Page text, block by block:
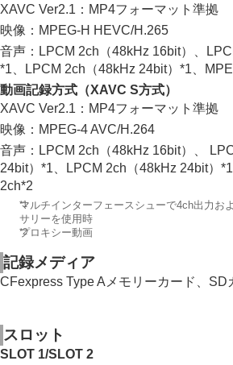
XAVC Ver2.1：MP4フォーマット準拠
映像：MPEG-H HEVC/H.265
音声：LPCM 2ch（48kHz 16bit）、
*1、LPCM 2ch（48kHz 24bit）*1、
動画記録方式（XAVC S方式）
XAVC Ver2.1：MP4フォーマット準拠
映像：MPEG-4 AVC/H.264
音声：LPCM 2ch（48kHz 16bit）、
24bit）*1、LPCM 2ch（48kHz 24bit）
2ch*2
*1
マルチインターフェースシューで4ch出力お
サリーを使用時
*2
プロキシー動画
記録メディア
CFexpress Type Aメモリーカード、SD
スロット
SLOT 1/SLOT 2